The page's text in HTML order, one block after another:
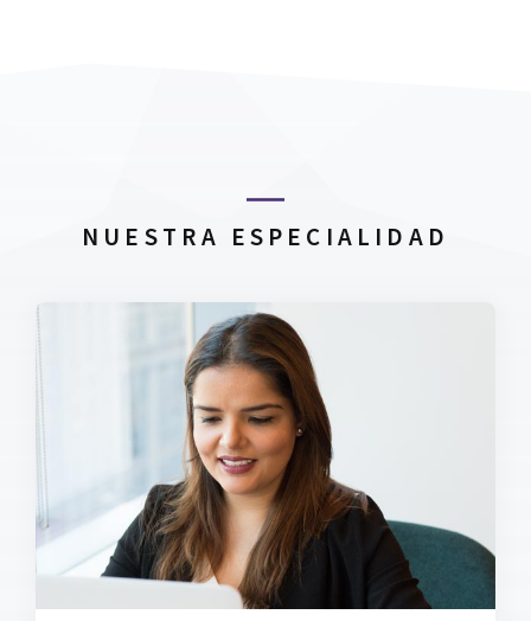
NUESTRA ESPECIALIDAD